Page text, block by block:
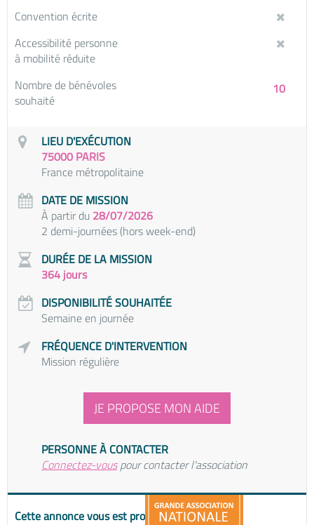
Convention écrite
Accessibilité personne
à mobilité réduite
10
Nombre de bénévoles
souhaité
LIEU D'EXÉCUTION
75000 PARIS
France métropolitaine
DATE DE MISSION
À partir du 28/07/2026
2 demi-journées (hors week-end)
DURÉE DE LA MISSION
364 jours
DISPONIBILITÉ SOUHAITÉE
Semaine en journée
FRÉQUENCE D'INTERVENTION
Mission régulière
JE PROPOSE MON AIDE
PERSONNE À CONTACTER
Connectez-vouspour contacter l'association
Cette annonce vous est proposée par